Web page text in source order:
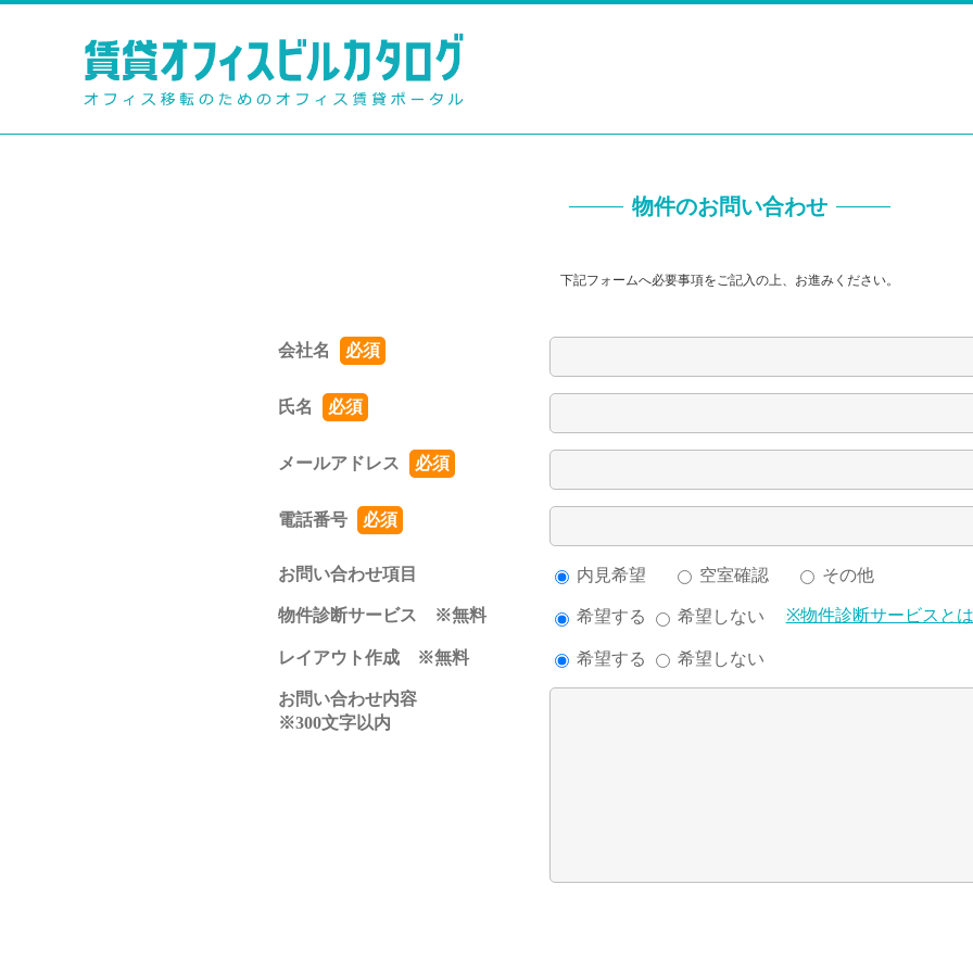
物件のお問い合わせ
下記フォームへ必要事項をご記入の上、お進みください。
会社名 必須
氏名 必須
メールアドレス 必須
電話番号 必須
お問い合わせ項目 内見希望 空室確認 その他
物件診断サービス ※無料 希望する 希望しない ※物件診断サービスとは
レイアウト作成 ※無料 希望する 希望しない
お問い合わせ内容
※300文字以内